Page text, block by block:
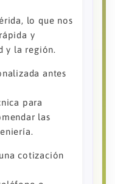
lo que nos
y
y la región.
antes
para
las
cotización